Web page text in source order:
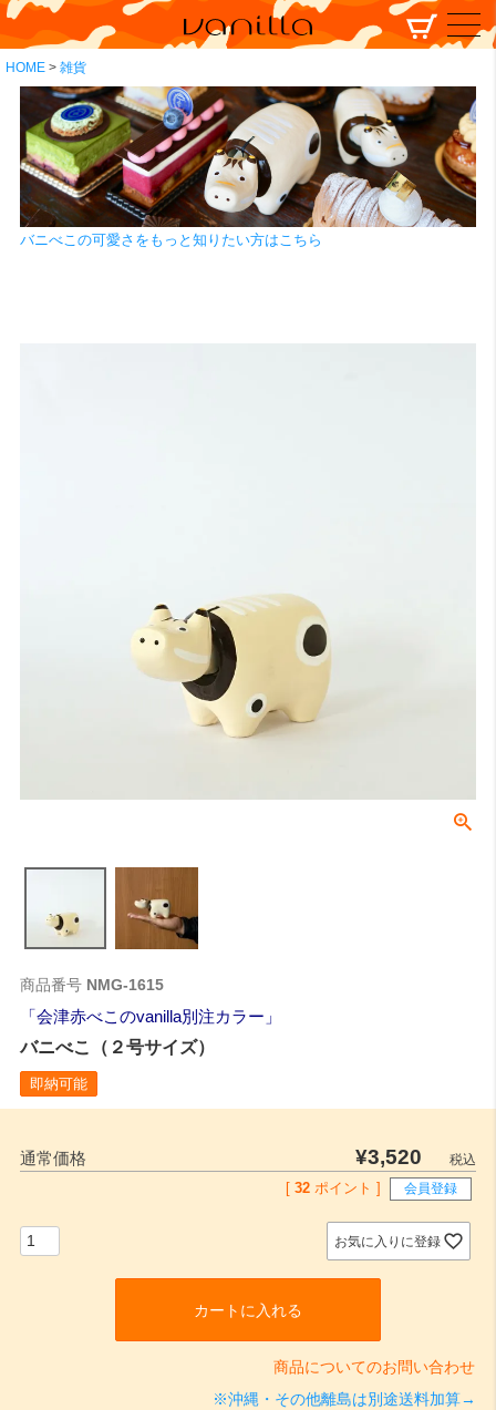
HOME 雑貨
バニべこの可愛さをもっと知りたい方はこちら
商品番号 NMG-1615
会津赤べこのvanilla別注カラー
バニべこ（２号サイズ）
即納可能
通常価格 ¥3,520
税込
[ 32 ポイント ] 会員登録
お気に入りに登録
カートに入れる
商品についてのお問い合わせ
※沖縄・その他離島は別途送料加算→